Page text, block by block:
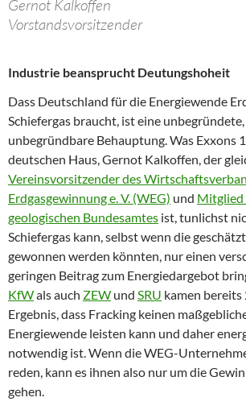
Gernot Kalkoffen
Vorstandsvorsitzender
Industrie beansprucht Deutungshoheit
Dass Deutschland für die Energiewende
Schiefergas braucht, ist eine
unbegründbare Behauptung. Was Exxons
deutschen Haus, Gernot Kalkoffen, der
Vereinsvorsitzender des
Erdgasgewinnung e. V. (WEG) und Mitglied
geologischen Bundesamtes ist, tunlichst
Schiefergas kann, selbst wenn die
gewonnen werden könnten, nur einen
geringen Beitrag zum Energiedargebot
KfWals auch ZEW und SRU kamen bereits
Ergebnis, dass Fracking keinen
Energiewende leisten kann und daher
notwendig ist. Wenn die WEG-
reden, kann es ihnen also nur um die
gehen.